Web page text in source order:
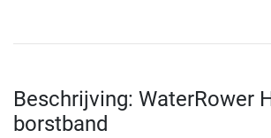
Beschrijving: WaterRower
borstband